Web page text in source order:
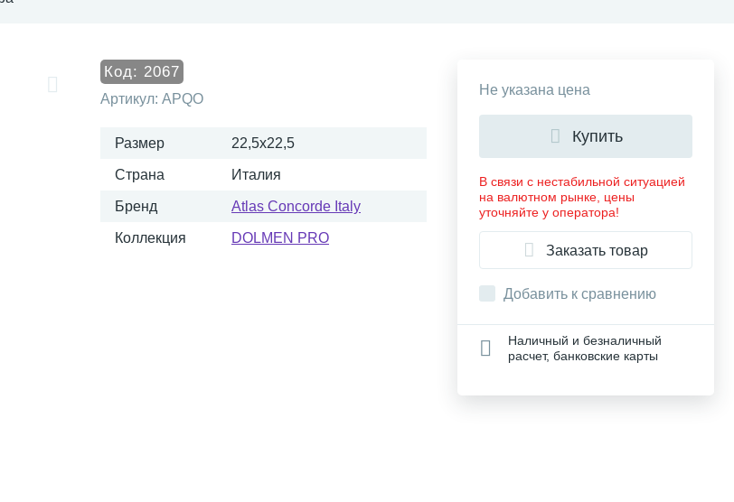
Код: 2067
Артикул: APQO
Размер 22,5x22,5
Страна Италия
Бренд Atlas Concorde Italy
Коллекция DOLMEN PRO
Не указана цена
Купить
В связи с нестабильной ситуацией
на валютном рынке, цены
уточняйте у оператора!
Заказать товар
Добавить к сравнению
Наличный и безналичный
расчет, банковские карты